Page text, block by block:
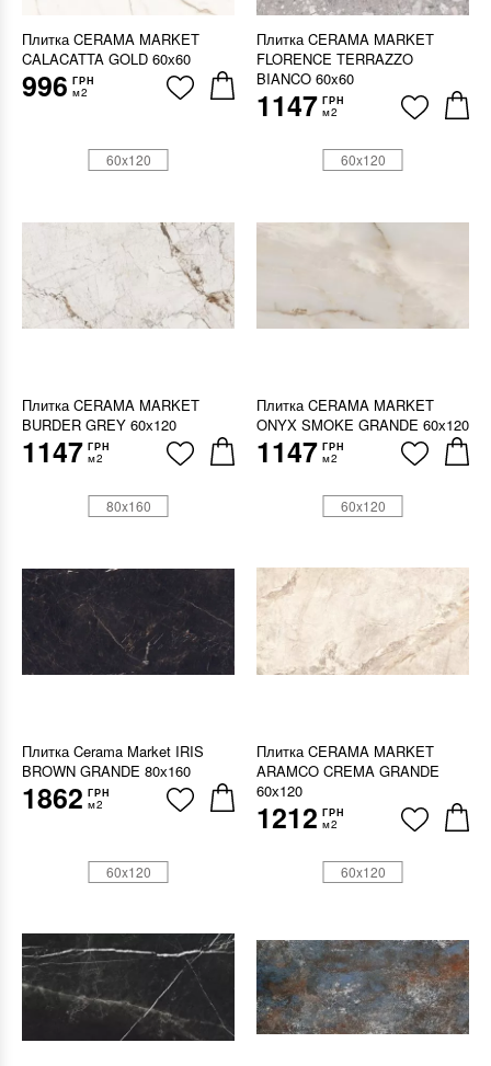
Плитка CERAMA MARKET
CALACATTA GOLD 60х60
996 ГРН
м2
Плитка CERAMA MARKET
FLORENCE TERRAZZO
BIANCO 60x60
1147 ГРН
м2
Плитка CERAMA MARKET
BURDER GREY 60х120
1147 ГРН
м2
60x120
Плитка CERAMA MARKET
ONYX SMOKE GRANDE 60х120
1147 ГРН
м2
60x120
Плитка Cerama Market IRIS
BROWN GRANDE 80х160
1862 ГРН
м2
80x160
Плитка CERAMA MARKET
ARAMCO CREMA GRANDE
60х120
1212 ГРН
м2
60x120
60x120 60x120